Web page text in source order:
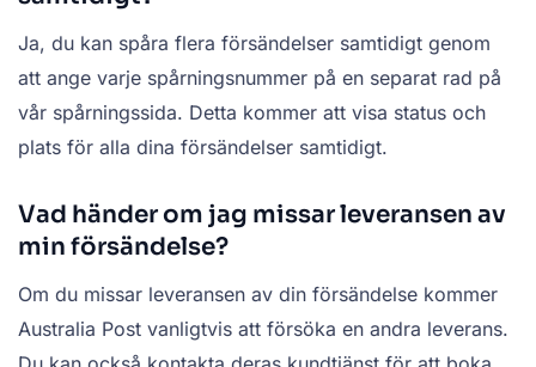
Ja, du kan spåra flera försändelser samtidigt genom
att ange varje spårningsnummer på en separat rad på
vår spårningssida. Detta kommer att visa status och
plats för alla dina försändelser samtidigt.
Vad händer om jag missar leveransen av
min försändelse?
Om du missar leveransen av din försändelse kommer
Australia Post vanligtvis att försöka en andra leverans.